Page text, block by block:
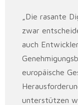
„Die rasante
zwar
auch
europäische
unterstützen